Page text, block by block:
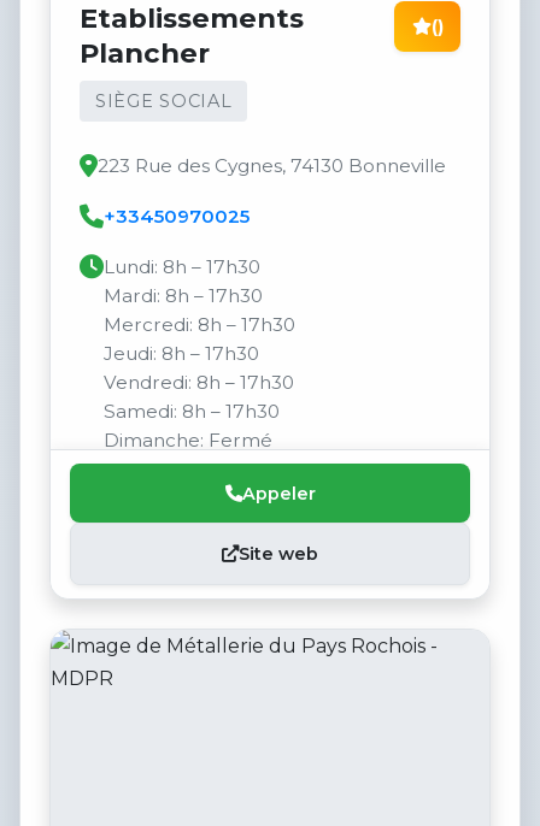
Etablissements
Plancher
SIÈGE SOCIAL
()
223 Rue des Cygnes, 74130 Bonneville
+33450970025
Lundi: 8h – 17h30
Mardi: 8h – 17h30
Mercredi: 8h – 17h30
Jeudi: 8h – 17h30
Vendredi: 8h – 17h30
Samedi: 8h – 17h30
Dimanche: Fermé
Appeler
Site web